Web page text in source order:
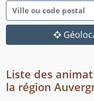
Liste des
la région